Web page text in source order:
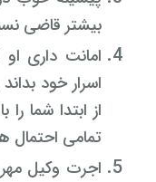
بیشتر قاضی
امانت داری
اسرار خود
از ابتدا شما
تمامی احتمال
اجرت وکیل